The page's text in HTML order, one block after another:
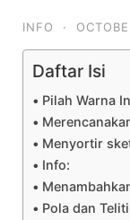
INFO ·
Daftar Isi
Pilah Warna
Menyortir
Info:
Pola dan